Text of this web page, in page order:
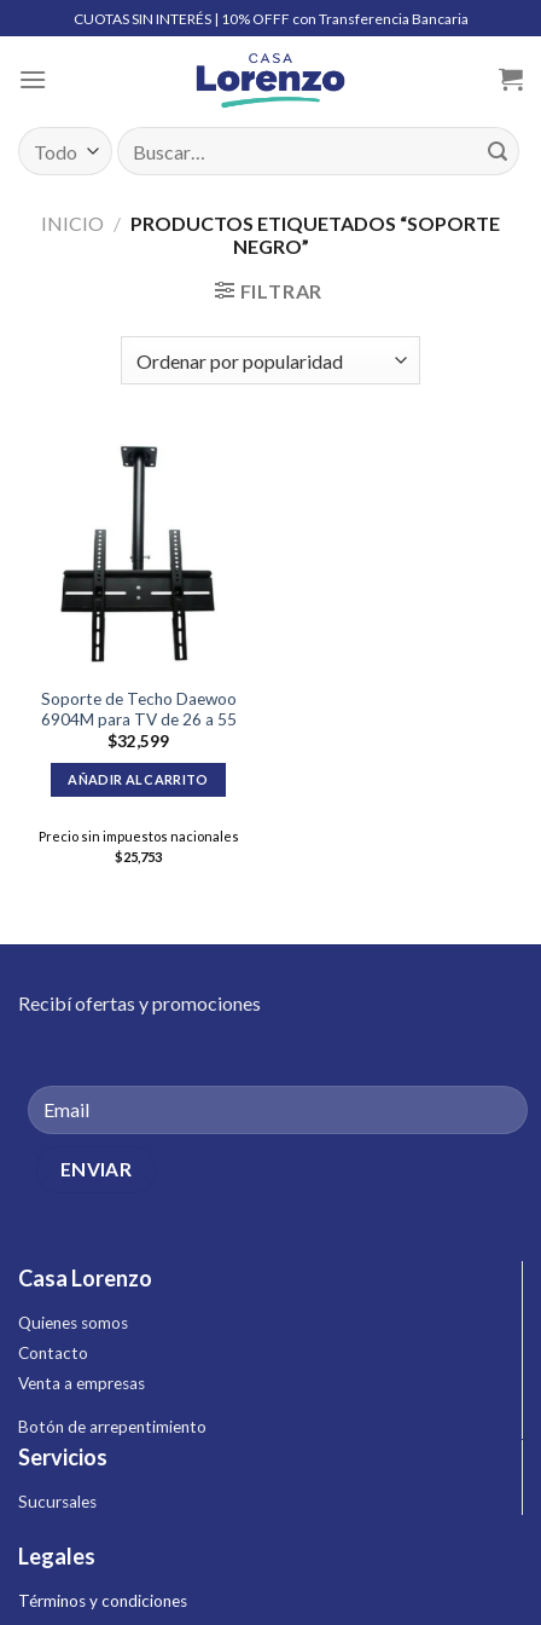
to
content
CUOTAS SIN INTERÉS | 10% OFFF con Transferencia Bancaria
Buscar
por:
INICIO / PRODUCTOS ETIQUETADOS “SOPORTE
NEGRO”
FILTRAR
Soporte de Techo Daewoo
6904M para TV de 26 a 55
$32,599
AÑADIR AL CARRITO
Precio sin impuestos nacionales
$25,753
Recibí ofertas y promociones
Casa Lorenzo
Quienes somos
Contacto
Venta a empresas
Botón de arrepentimiento
Servicios
Sucursales
Legales
Términos y condiciones